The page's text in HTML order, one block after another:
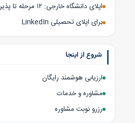
اپلای دانشگاه خارجی: ۱۲ مرحله تا پذیرش
LinkedIn برای اپلای تحصیلی
شروع از اینجا
ارزیابی هوشمند رایگان
مشاوره و خدمات
رزرو نوبت مشاوره